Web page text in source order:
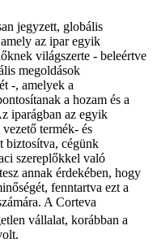
jegyzett, globális
az ipar egyik
világszerte - beleértve
megoldások
-, amelyek a
a hozam és a
iparágban az egyik
termék- és
biztosítva, cégünk
szereplőkkel való
annak érdekében, hogy
fenntartva ezt a
A Corteva
vállalat, korábban a